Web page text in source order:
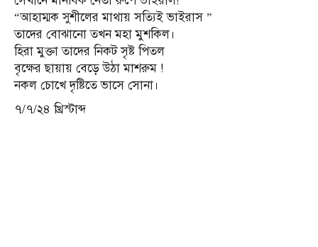
“আহাম্মক সুশীলের মাথায় সত্যিই ভাইরাস ”
তাদের বোঝানো তখন মহা মুশকিল।
হিরা মুক্তা তাদের নিকট সৃষ্ট পিতল
বৃক্ষের ছায়ায় বেড়ে উঠা মাশরুম !
নকল চোখে দৃষ্টিতে ভাসে সোনা।
৭/৭/২৪ খ্রিস্টাব্দ